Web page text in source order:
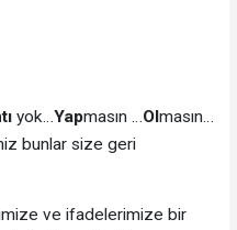
yok…Yapmasın …Ol masın…
bunlar size geri
ve ifadelerimize bir